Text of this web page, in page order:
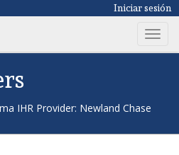
Iniciar sesión
T
o
n
IHR Provider: Newland Chase